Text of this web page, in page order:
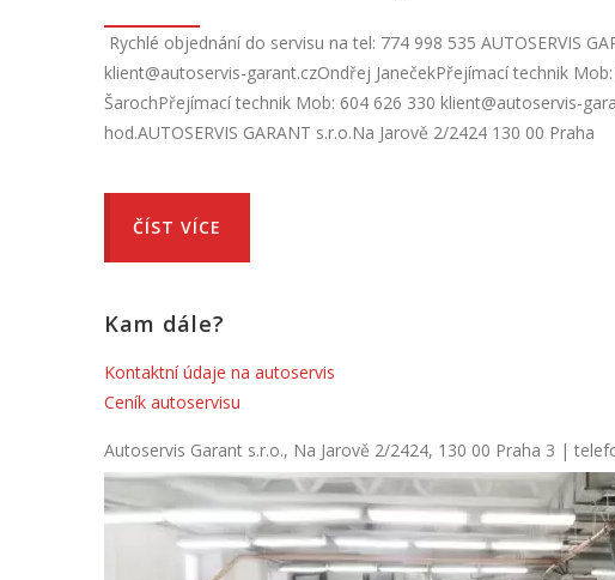
Rychlé objednání do servisu na tel: 774 998 535 AUTOSERVIS
klient@autoservis-garant.czOndřej JanečekPřejímací technik
ŠarochPřejímací technik Mob: 604 626 330 klient@autoservis-
hod.AUTOSERVIS GARANT s.r.o.Na Jarově 2/2424 130 00 Praha
ČÍST VÍCE
Kam dále?
Kontaktní údaje na autoservis
Ceník autoservisu
Autoservis Garant s.r.o., Na Jarově 2/2424, 130 00 Praha 3 |